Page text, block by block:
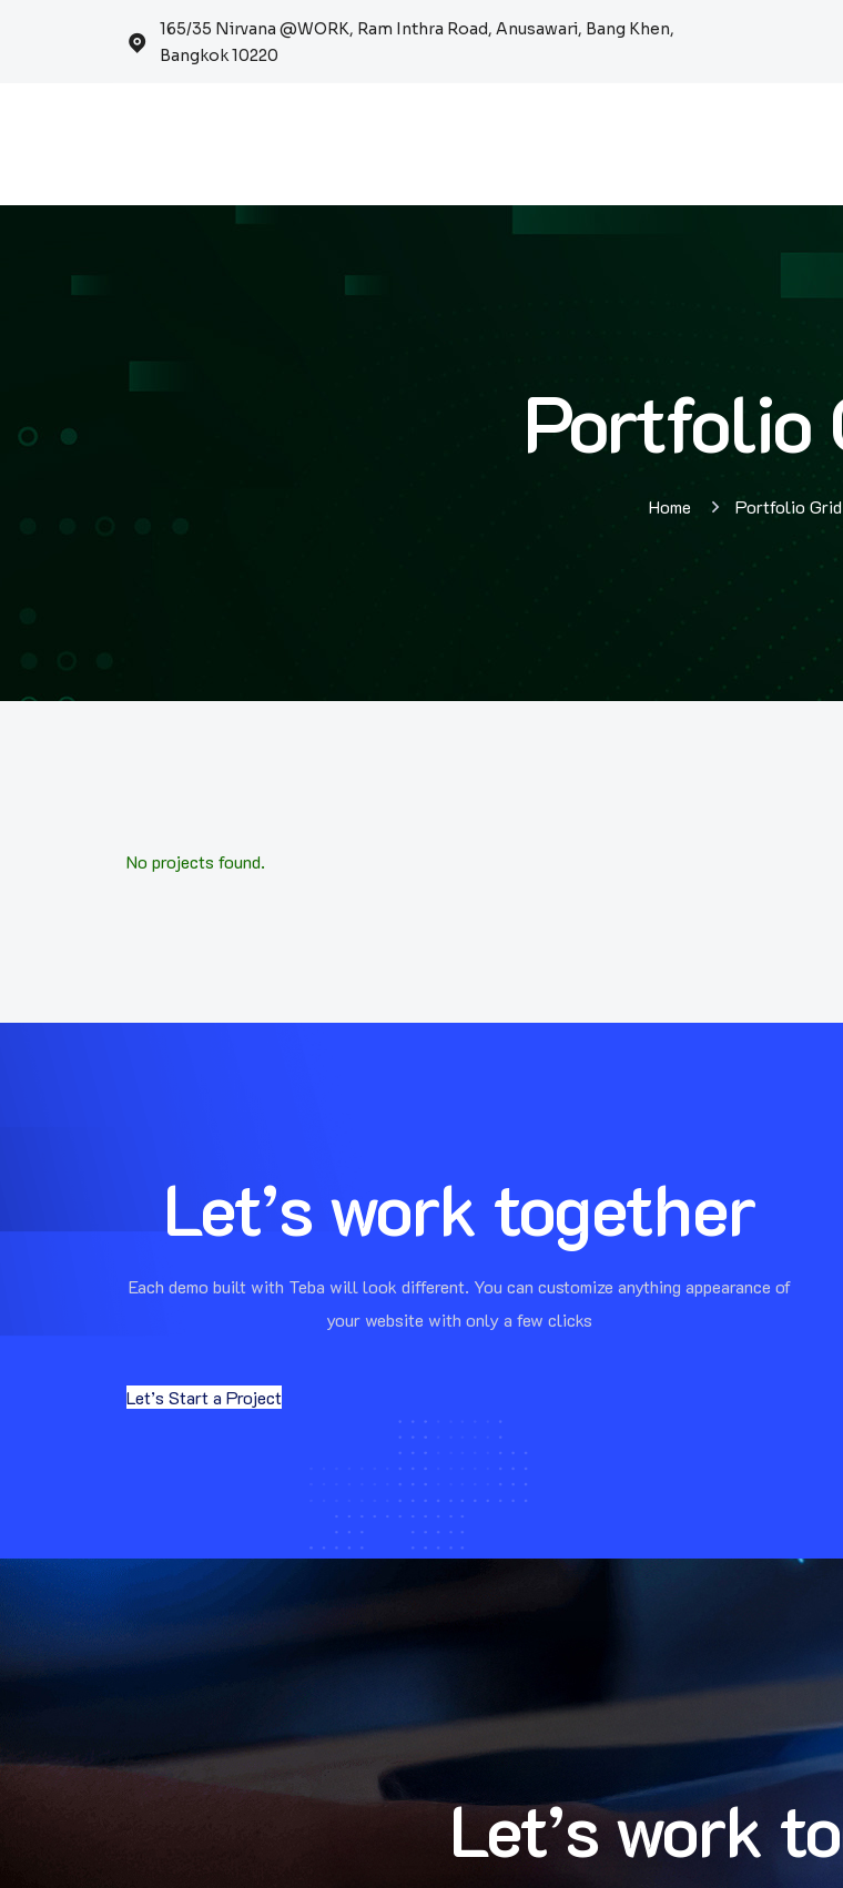
165/35 Nirvana @WORK, Ram Inthra Road, Anusawari, Bang Khen,
Bangkok 10220
Portfolio
Home Portfolio Grid
No projects found.
Let’s work together
Each demo built with Teba will look different. You can customize anything appearance of
your website with only a few clicks
Let’s Start a Project
Let’s work